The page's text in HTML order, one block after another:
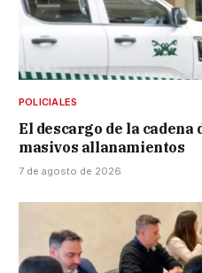
POLICIALES
El descargo de la
masivos allanamientos
7 de agosto de 2026